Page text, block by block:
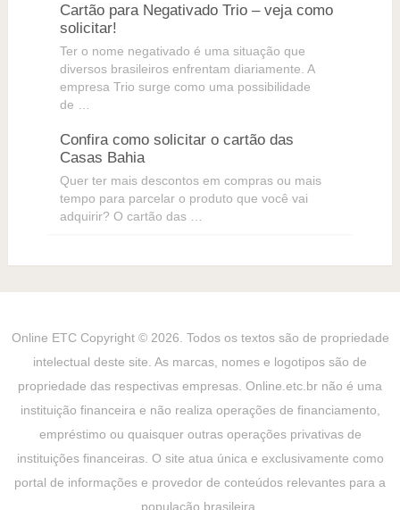
Cartão para Negativado Trio – veja como
solicitar!
Ter o nome negativado é uma situação que
diversos brasileiros enfrentam diariamente. A
empresa Trio surge como uma possibilidade
de …
Confira como solicitar o cartão das
Casas Bahia
Quer ter mais descontos em compras ou mais
tempo para parcelar o produto que você vai
adquirir? O cartão das …
Online ETCCopyright © 2026. Todos os textos são de propriedade
intelectual deste site. As marcas, nomes e logotipos são de
propriedade das respectivas empresas. Online.etc.br não é uma
instituição financeira e não realiza operações de financiamento,
empréstimo ou quaisquer outras operações privativas de
instituições financeiras. O site atua única e exclusivamente como
portal de informações e provedor de conteúdos relevantes para a
população brasileira.